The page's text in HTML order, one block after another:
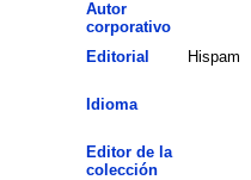
Autor
corporativo
Editorial
Hispam
Idioma
Editor de la
colección